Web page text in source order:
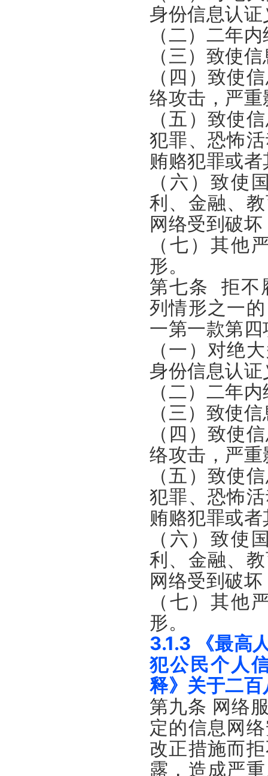
身份信息认
（二）二年
（三）致使
（四）致使
络攻击，严
（五）致使
犯罪、恐怖
贿赂犯罪或
（六）致使
利、金融、
网络受到破
（七）其他
形。
第七条 拒不
列情形之一
一第一款第四
（一）对绝
身份信息认
（二）二年
（三）致使
（四）致使
络攻击，严
（五）致使
犯罪、恐怖
贿赂犯罪或
（六）致使
利、金融、
网络受到破
（七）其他
形。
3.1.3 《最高
犯公民个人
释》关于二
第九条 网络
定的信息网
改正措施而
露，造成严